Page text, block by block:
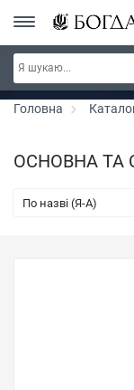
РОЗПРОДАЖ ~ 150 грн
300 грн ~
Головна
ОСНОВНА
По назві (Я-А)